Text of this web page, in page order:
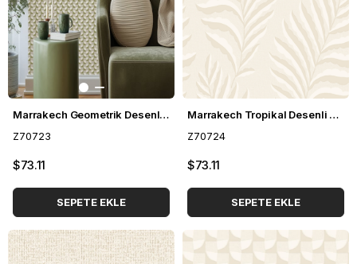
Marrakech Geometrik Desenli Duvar Kağıdı Z70723
Z70723
$73.11
SEPETE EKLE
Marrakech Tropikal Desenli Duvar Kağıdı Z70724
Z70724
$73.11
SEPETE EKLE